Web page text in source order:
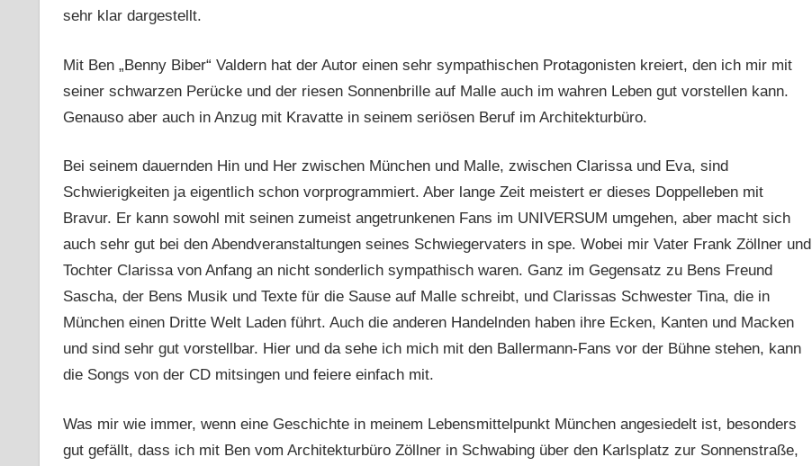
sehr klar dargestellt.
Mit Ben „Benny Biber“ Valdern hat der Autor einen sehr sympathischen Protagonisten kreiert, den ich mir mit
seiner schwarzen Perücke und der riesen Sonnenbrille auf Malle auch im wahren Leben gut vorstellen kann.
Genauso aber auch in Anzug mit Kravatte in seinem seriösen Beruf im Architekturbüro.
Bei seinem dauernden Hin und Her zwischen München und Malle, zwischen Clarissa und Eva, sind
Schwierigkeiten ja eigentlich schon vorprogrammiert. Aber lange Zeit meistert er dieses Doppelleben mit
Bravur. Er kann sowohl mit seinen zumeist angetrunkenen Fans im UNIVERSUM umgehen, aber macht sich
auch sehr gut bei den Abendveranstaltungen seines Schwiegervaters in spe. Wobei mir Vater Frank Zöllner und
Tochter Clarissa von Anfang an nicht sonderlich sympathisch waren. Ganz im Gegensatz zu Bens Freund
Sascha, der Bens Musik und Texte für die Sause auf Malle schreibt, und Clarissas Schwester Tina, die in
München einen Dritte Welt Laden führt. Auch die anderen Handelnden haben ihre Ecken, Kanten und Macken
und sind sehr gut vorstellbar. Hier und da sehe ich mich mit den Ballermann-Fans vor der Bühne stehen, kann
die Songs von der CD mitsingen und feiere einfach mit.
Was mir wie immer, wenn eine Geschichte in meinem Lebensmittelpunkt München angesiedelt ist, besonders
gut gefällt, dass ich mit Ben vom Architekturbüro Zöllner in Schwabing über den Karlsplatz zur Sonnenstraße,